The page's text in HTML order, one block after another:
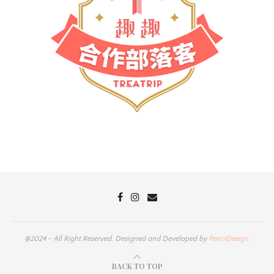
@2024 - All Right Reserved. Designed and Developed byPenciDesign
BACK TO TOP